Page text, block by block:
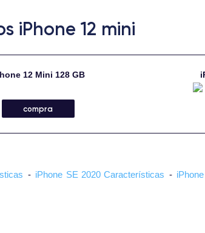
iPhone 12 mini
12 Mini 128 GB
compra
- iPhone SE 2020 Características -